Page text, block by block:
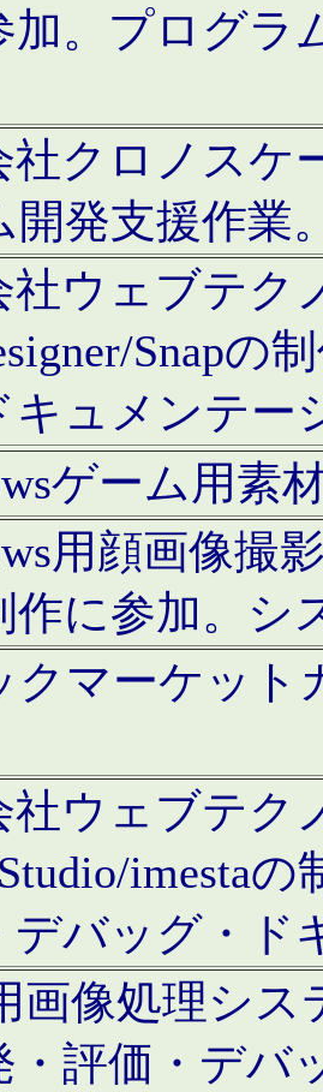
加。プログラ
社クロノスケ
開発支援作業
社ウェブテク
Snapの
キュメンテー
ゲーム用素
用顔画像撮
作に参加。シ
クマーケット
社ウェブテク
imesta
デバッグ・ド
画像処理シ
・評価・デバ